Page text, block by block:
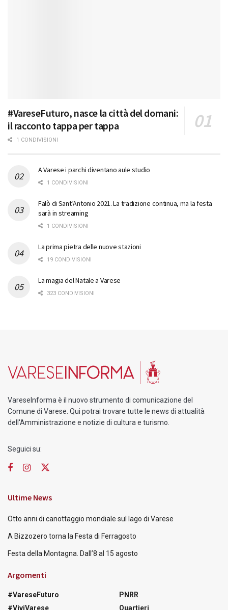
#VareseFuturo, nasce la città del domani:
il racconto tappa per tappa
1 CONDIVISIONI
A Varese i parchi diventano aule studio
1 CONDIVISIONI
Falò di Sant’Antonio 2021. La tradizione continua, ma la festa
sarà in streaming
1 CONDIVISIONI
La prima pietra delle nuove stazioni
19 CONDIVISIONI
La magia del Natale a Varese
323 CONDIVISIONI
VareseInforma è il nuovo strumento di comunicazione del
Comune di Varese. Qui potrai trovare tutte le news di attualità
dell'Amministrazione e notizie di cultura e turismo.
Seguici su:
Ultime News
Otto anni di canottaggio mondiale sul lago di Varese
A Bizzozero torna la Festa di Ferragosto
Festa della Montagna. Dall’8 al 15 agosto
Argomenti
#VareseFuturo
#ViviVarese
PNRR
Quartieri